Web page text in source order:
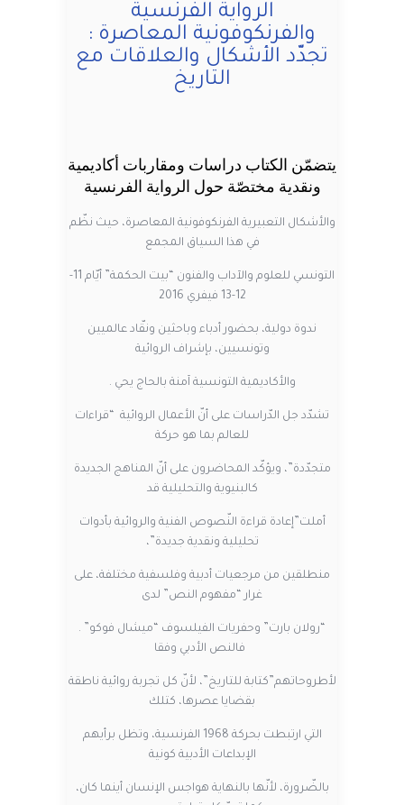
الرواية الفرنسية
والفرنكوفونية المعاصرة :
تجدّد الأشكال والعلاقات مع
التاريخ
يتضمّن الكتاب دراسات ومقاربات أكاديمية
ونقدية مختصّة حول الرواية الفرنسية
والأشكال التعبيرية الفرنكوفونية المعاصرة، حيث نظّم
في هذا السياق المجمع
التونسي للعلوم والآداب والفنون “بيت الحكمة” أيّام 11-
12-13 فيفري 2016
ندوة دولية، بحضور أدباء وباحثين ونقّاد عالميين
وتونسيين، بإشراف الروائية
والأكاديمية التونسية آمنة بالحاج يحي .
تشدّد جل الدّراسات على أنّ الأعمال الروائية “قراءات
للعالم بما هو حركة
متجدّدة”، ويؤكّد المحاضرون على أنّ المناهج الجديدة
كالبنيوية والتحليلية قد
أملت”إعادة قراءة النّصوص الفنية والروائية بأدوات
تحليلية ونقدية جديدة”،
منطلقين من مرجعيات أدبية وفلسفية مختلفة، على
غرار “مفهوم النص” لدى
“رولان بارت” وحفريات الفيلسوف “ميشال فوكو” .
فالنص الأدبي وفقا
لأطروحاتهم”كتابة للتاريخ”، لأنّ كل تجربة روائية ناطقة
بقضايا عصرها، كتلك
التي ارتبطت بحركة 1968 الفرنسية، وتظل برأيهم
الإبداعات الأدبية كونية
بالضّرورة، لأنّها بالنهاية هواجس الإنسان أينما كان،